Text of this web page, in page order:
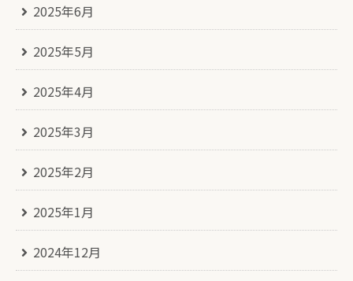
2025年6月
2025年5月
2025年4月
2025年3月
2025年2月
2025年1月
2024年12月